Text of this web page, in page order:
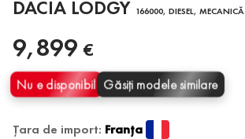
DACIA LODGY 166000, DIESEL, MECANICĂ
9,899 €
Nu e disponibil Găsiți modele similare
Țara de import: Franța